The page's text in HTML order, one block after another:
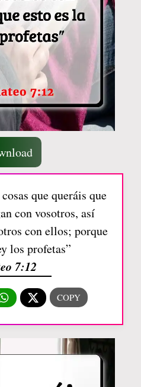
que queráis que
con vosotros, así
con ellos; porque
los profetas”
7:12